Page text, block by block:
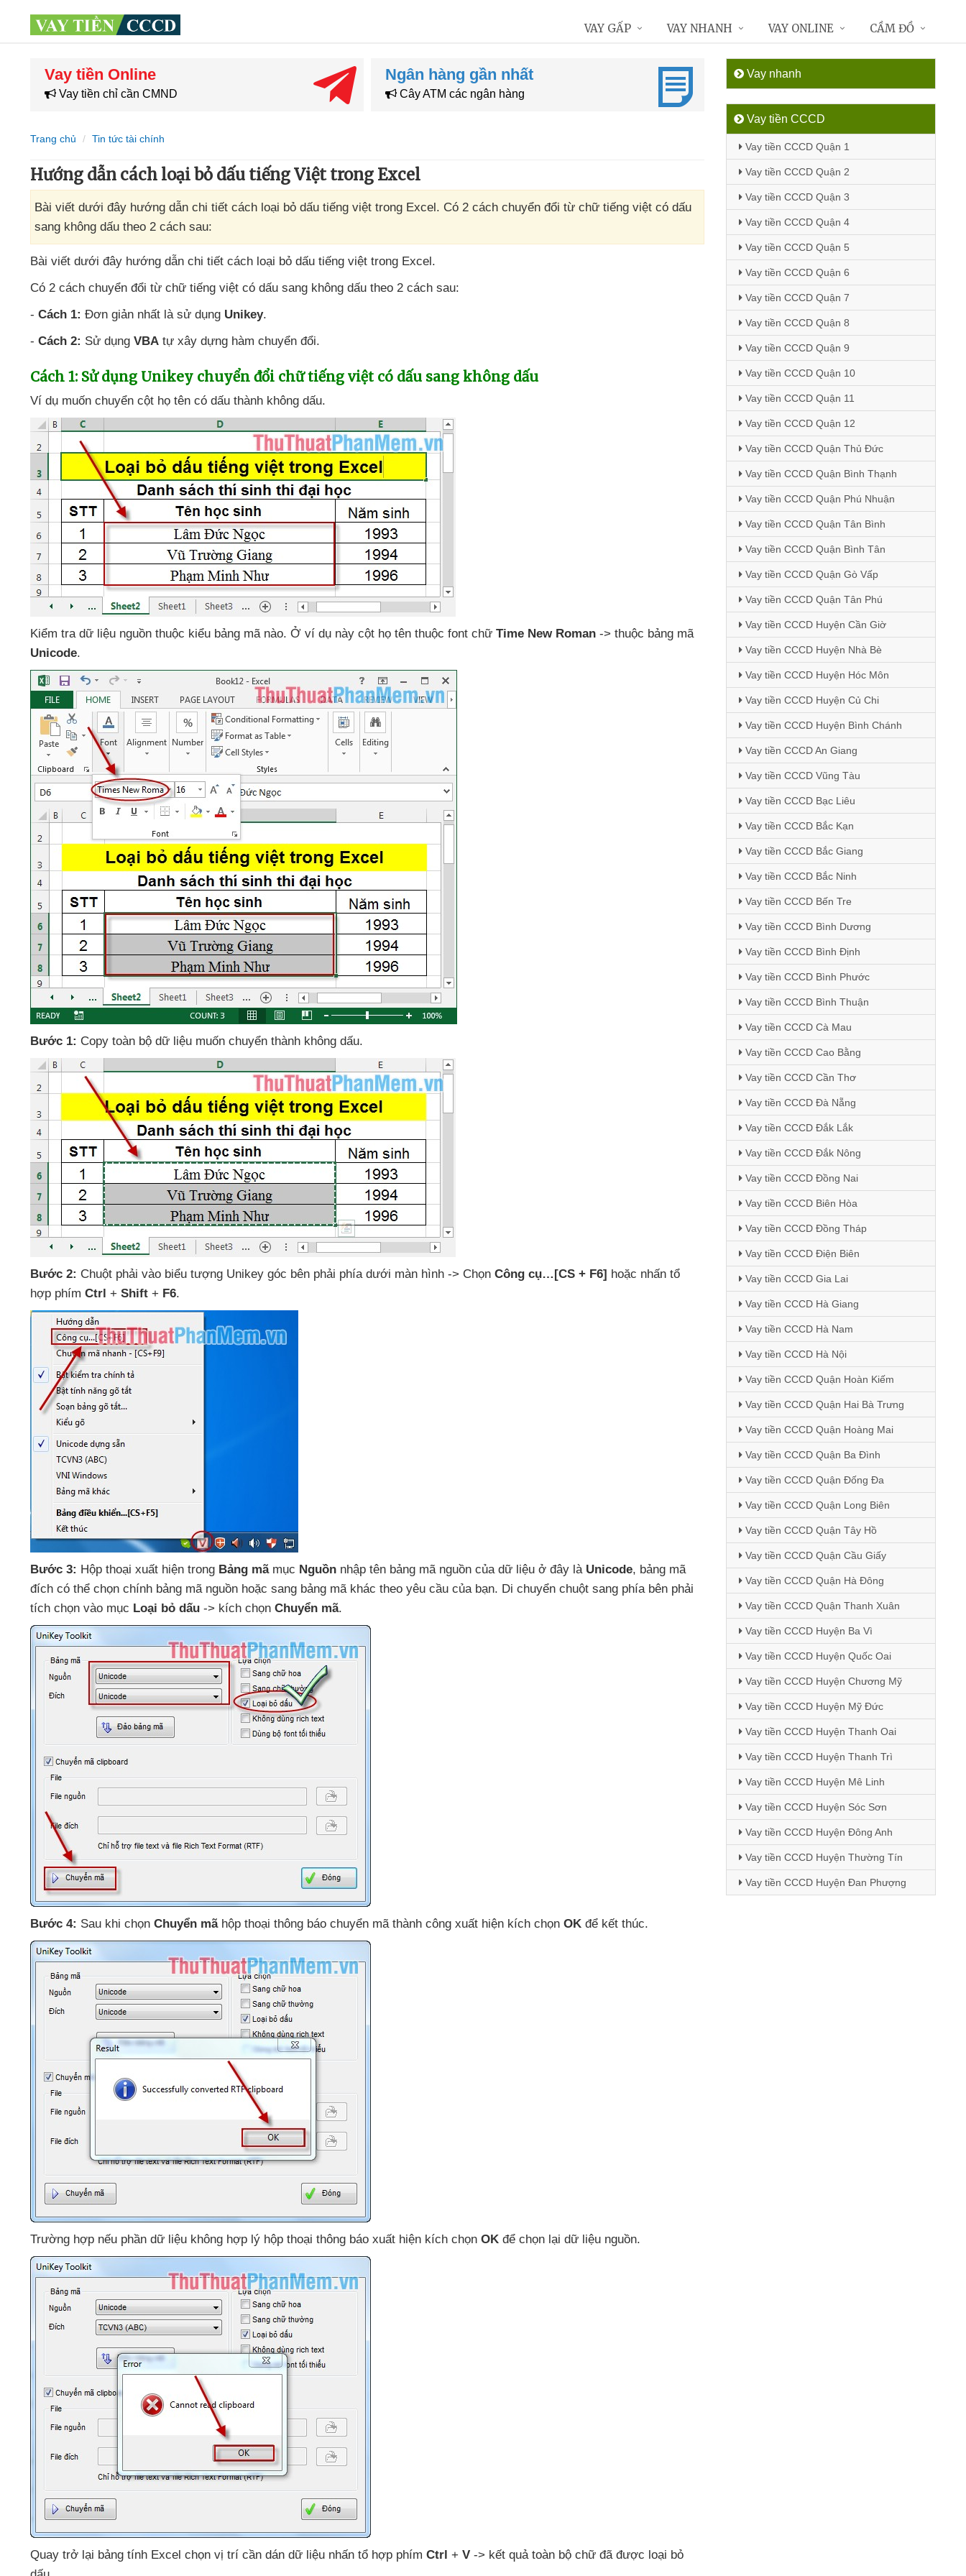
Vay tiền Online
Vay tiền chỉ cần CMND
Ngân hàng gần nhất
Cây ATM các ngân hàng
Trang chủ Tin tức tài chính
Hướng dẫn cách loại bỏ dấu tiếng Việt trong Excel
Bài viết dưới đây hướng dẫn chi tiết cách loại bỏ dấu tiếng việt trong Excel. Có 2 cách chuyển đổi từ chữ tiếng việt có dấu
sang không dấu theo 2 cách sau:
Bài viết dưới đây hướng dẫn chi tiết cách loại bỏ dấu tiếng việt trong Excel.
Có 2 cách chuyển đổi từ chữ tiếng việt có dấu sang không dấu theo 2 cách sau:
- Cách 1: Đơn giản nhất là sử dụng Unikey.
- Cách 2: Sử dụng VBA tự xây dựng hàm chuyển đổi.
Cách 1: Sử dụng Unikey chuyển đổi chữ tiếng việt có dấu sang không dấu
Ví dụ muốn chuyển cột họ tên có dấu thành không dấu.
Kiểm tra dữ liệu nguồn thuộc kiểu bảng mã nào. Ở ví dụ này cột họ tên thuộc font chữ Time New Roman -> thuộc bảng mã
Unicode.
Bước 1: Copy toàn bộ dữ liệu muốn chuyển thành không dấu.
Bước 2: Chuột phải vào biểu tượng Unikey góc bên phải phía dưới màn hình -> Chọn Công cụ…[CS + F6] hoặc nhấn tổ
hợp phím Ctrl + Shift + F6.
Bước 3: Hộp thoại xuất hiện trong Bảng mãmục Nguồn nhập tên bảng mã nguồn của dữ liệu ở đây là Unicode, bảng mã
đích có thể chọn chính bảng mã nguồn hoặc sang bảng mã khác theo yêu cầu của bạn. Di chuyển chuột sang phía bên phải
tích chọn vào mục Loại bỏ dấu -> kích chọn Chuyển mã.
Bước 4: Sau khi chọn Chuyển mãhộp thoại thông báo chuyển mã thành công xuất hiện kích chọn OK để kết thúc.
Trường hợp nếu phần dữ liệu không hợp lý hộp thoại thông báo xuất hiện kích chọn OK để chọn lại dữ liệu nguồn.
Quay trở lại bảng tính Excel chọn vị trí cần dán dữ liệu nhấn tổ hợp phím Ctrl + V -> kết quả toàn bộ chữ đã được loại bỏ
Vay nhanh
Vay tiền CCCD
Vay tiền CCCD Quận 1
Vay tiền CCCD Quận 2
Vay tiền CCCD Quận 3
Vay tiền CCCD Quận 4
Vay tiền CCCD Quận 5
Vay tiền CCCD Quận 6
Vay tiền CCCD Quận 7
Vay tiền CCCD Quận 8
Vay tiền CCCD Quận 9
Vay tiền CCCD Quận 10
Vay tiền CCCD Quận 11
Vay tiền CCCD Quận 12
Vay tiền CCCD Quận Thủ Đức
Vay tiền CCCD Quận Bình Thạnh
Vay tiền CCCD Quận Phú Nhuận
Vay tiền CCCD Quận Tân Bình
Vay tiền CCCD Quận Bình Tân
Vay tiền CCCD Quận Gò Vấp
Vay tiền CCCD Quận Tân Phú
Vay tiền CCCD Huyện Cần Giờ
Vay tiền CCCD Huyện Nhà Bè
Vay tiền CCCD Huyện Hóc Môn
Vay tiền CCCD Huyện Củ Chi
Vay tiền CCCD Huyện Bình Chánh
Vay tiền CCCD An Giang
Vay tiền CCCD Vũng Tàu
Vay tiền CCCD Bạc Liêu
Vay tiền CCCD Bắc Kạn
Vay tiền CCCD Bắc Giang
Vay tiền CCCD Bắc Ninh
Vay tiền CCCD Bến Tre
Vay tiền CCCD Bình Dương
Vay tiền CCCD Bình Định
Vay tiền CCCD Bình Phước
Vay tiền CCCD Bình Thuận
Vay tiền CCCD Cà Mau
Vay tiền CCCD Cao Bằng
Vay tiền CCCD Cần Thơ
Vay tiền CCCD Đà Nẵng
Vay tiền CCCD Đắk Lắk
Vay tiền CCCD Đắk Nông
Vay tiền CCCD Đồng Nai
Vay tiền CCCD Biên Hòa
Vay tiền CCCD Đồng Tháp
Vay tiền CCCD Điện Biên
Vay tiền CCCD Gia Lai
Vay tiền CCCD Hà Giang
Vay tiền CCCD Hà Nam
Vay tiền CCCD Hà Nội
Vay tiền CCCD Quận Hoàn Kiếm
Vay tiền CCCD Quận Hai Bà Trưng
Vay tiền CCCD Quận Hoàng Mai
Vay tiền CCCD Quận Ba Đình
Vay tiền CCCD Quận Đống Đa
Vay tiền CCCD Quận Long Biên
Vay tiền CCCD Quận Tây Hồ
Vay tiền CCCD Quận Cầu Giấy
Vay tiền CCCD Quận Hà Đông
Vay tiền CCCD Quận Thanh Xuân
Vay tiền CCCD Huyện Ba Vì
Vay tiền CCCD Huyện Quốc Oai
Vay tiền CCCD Huyện Chương Mỹ
Vay tiền CCCD Huyện Mỹ Đức
Vay tiền CCCD Huyện Thanh Oai
Vay tiền CCCD Huyện Thanh Trì
Vay tiền CCCD Huyện Mê Linh
Vay tiền CCCD Huyện Sóc Sơn
Vay tiền CCCD Huyện Đông Anh
Vay tiền CCCD Huyện Thường Tín
Vay tiền CCCD Huyện Đan Phượng
VAY GẤP VAY NHANH VAY ONLINE CẦM ĐỒ